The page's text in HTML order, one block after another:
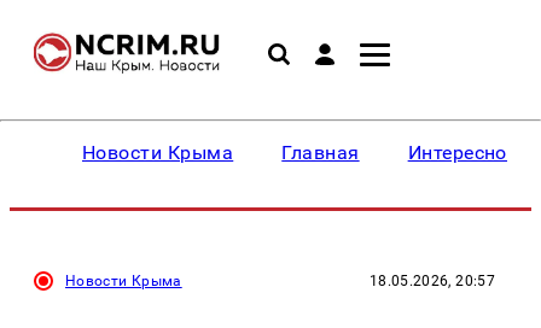
Новости Крыма Главная Интересное
Новости Крыма 18.05.2026, 20:57